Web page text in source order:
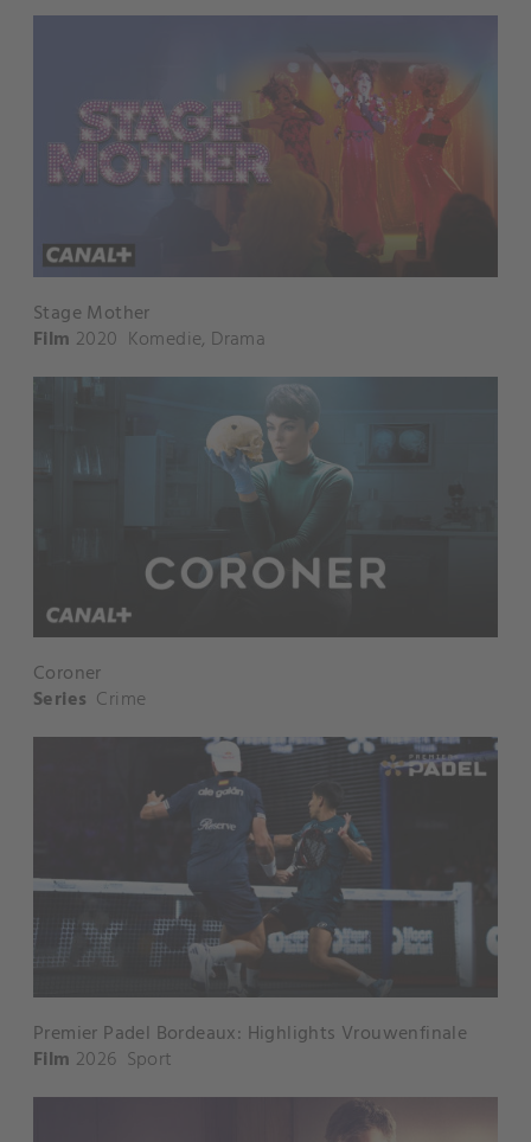
Stage Mother
Film 2020 Komedie, Drama
Coroner
Series Crime
Premier Padel Bordeaux: Highlights Vrouwenfinale
Film 2026 Sport